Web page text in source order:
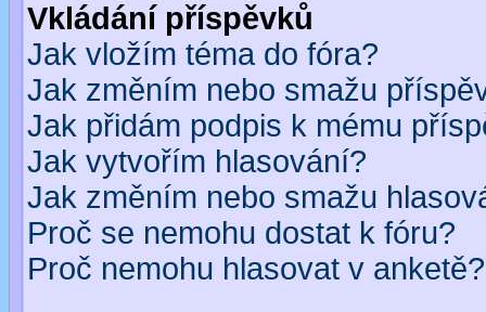
Vkládání příspěvků
Jak vložím téma do fóra?
Jak změním nebo smažu
Jak přidám podpis k mému
Jak vytvořím hlasování?
Jak změním nebo smažu
Proč se nemohu dostat k fóru?
Proč nemohu hlasovat v anketě?